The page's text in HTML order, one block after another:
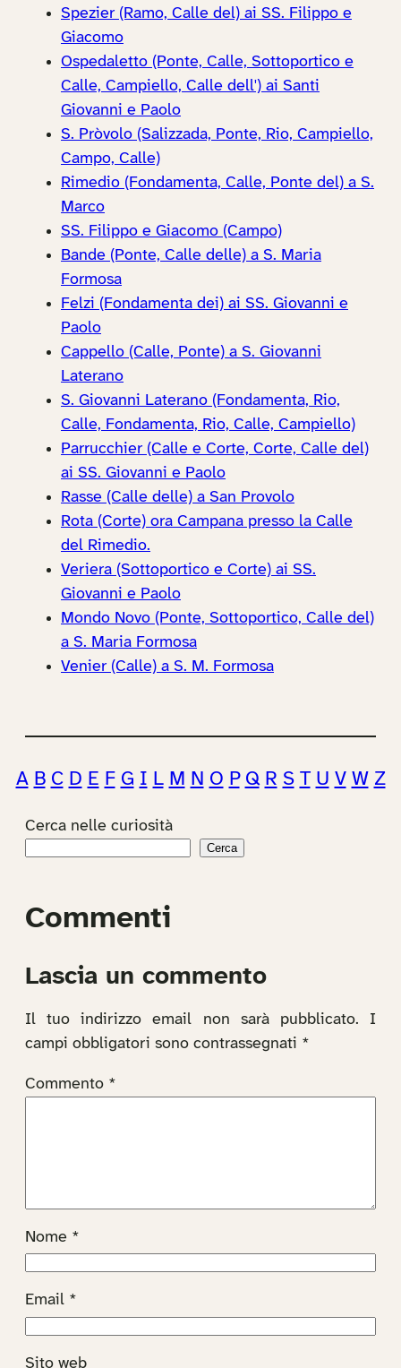
Spezier (Ramo, Calle del) ai SS. Filippo e
Giacomo
Ospedaletto (Ponte, Calle, Sottoportico e
Calle, Campiello, Calle dell') ai Santi
Giovanni e Paolo
S. Pròvolo (Salizzada, Ponte, Rio, Campiello,
Campo, Calle)
Rimedio (Fondamenta, Calle, Ponte del) a S.
Marco
SS. Filippo e Giacomo (Campo)
Bande (Ponte, Calle delle) a S. Maria
Formosa
Felzi (Fondamenta dei) ai SS. Giovanni e
Paolo
Cappello (Calle, Ponte) a S. Giovanni
Laterano
S. Giovanni Laterano (Fondamenta, Rio,
Calle, Fondamenta, Rio, Calle, Campiello)
Parrucchier (Calle e Corte, Corte, Calle del)
ai SS. Giovanni e Paolo
Rasse (Calle delle) a San Provolo
Rota (Corte) ora Campana presso la Calle
del Rimedio.
Veriera (Sottoportico e Corte) ai SS.
Giovanni e Paolo
Mondo Novo (Ponte, Sottoportico, Calle del)
a S. Maria Formosa
Venier (Calle) a S. M. Formosa
A B C D E F G I L M N O P Q R S T U V W Z
Cerca nelle curiosità
Cerca
Commenti
Lascia un commento
Il tuo indirizzo email non sarà pubblicato.
I
campi obbligatori sono contrassegnati *
Commento *
Nome *
Email *
Sito web